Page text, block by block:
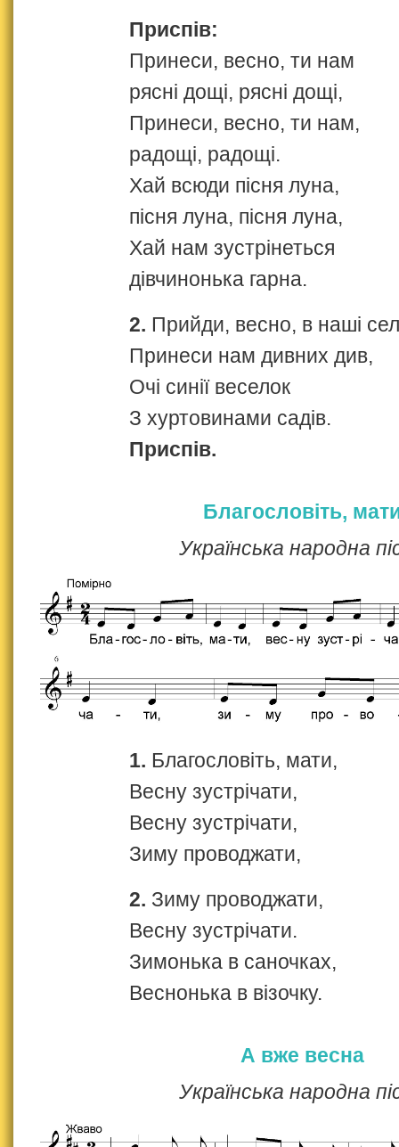
Приспів:
Принеси, весно, ти нам
рясні дощі, рясні дощі,
Принеси, весно, ти нам,
радощі, радощі.
Хай всюди пісня луна,
пісня луна, пісня луна,
Хай нам зустрінеться
дівчинонька гарна.
2. Прийди, весно, в наші
Принеси нам дивних див,
Очі синії веселок
З хуртовинами садів.
Приспів.
Благословіть,
Українська народна
1. Благословіть, мати,
Весну зустрічати,
Весну зустрічати,
Зиму проводжати,
2. Зиму проводжати,
Весну зустрічати.
Зимонька в саночках,
Веснонька в візочку.
А вже весна
Українська народна